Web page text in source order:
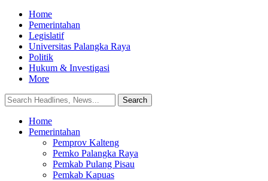
Home
Pemerintahan
Legislatif
Universitas Palangka Raya
Politik
Hukum & Investigasi
More
Home
Pemerintahan
Pemprov Kalteng
Pemko Palangka Raya
Pemkab Pulang Pisau
Pemkab Kapuas